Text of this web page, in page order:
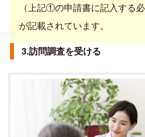
（上記①の申請書に記入する
が記載されています。
3.訪問調査を受ける